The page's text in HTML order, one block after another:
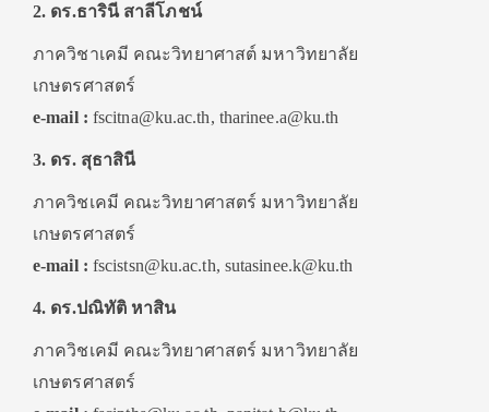
2. ดร.ธารินี สาลีโภชน์
ภาควิชาเคมี คณะวิทยาศาสต์ มหาวิทยาลัย
เกษตรศาสตร์
e-mail : fscitna@ku.ac.th, tharinee.a@ku.th
3. ดร. สุธาสินี
ภาควิชเคมี คณะวิทยาศาสตร์ มหาวิทยาลัย
เกษตรศาสตร์
e-mail : fscistsn@ku.ac.th, sutasinee.k@ku.th
4. ดร.ปณิทัติ หาสิน
ภาควิชเคมี คณะวิทยาศาสตร์ มหาวิทยาลัย
เกษตรศาสตร์